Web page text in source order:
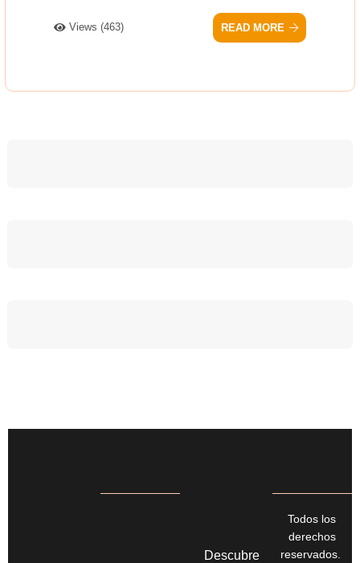
Views (463) READ MORE
Descubre
Todos los
derechos
reservados.